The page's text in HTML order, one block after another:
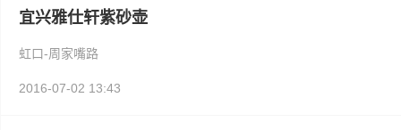
宜兴雅仕轩紫砂壶
虹口-周家嘴路
2016-07-02 13:43